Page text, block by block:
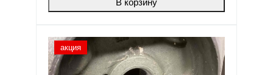
В корзину
акция